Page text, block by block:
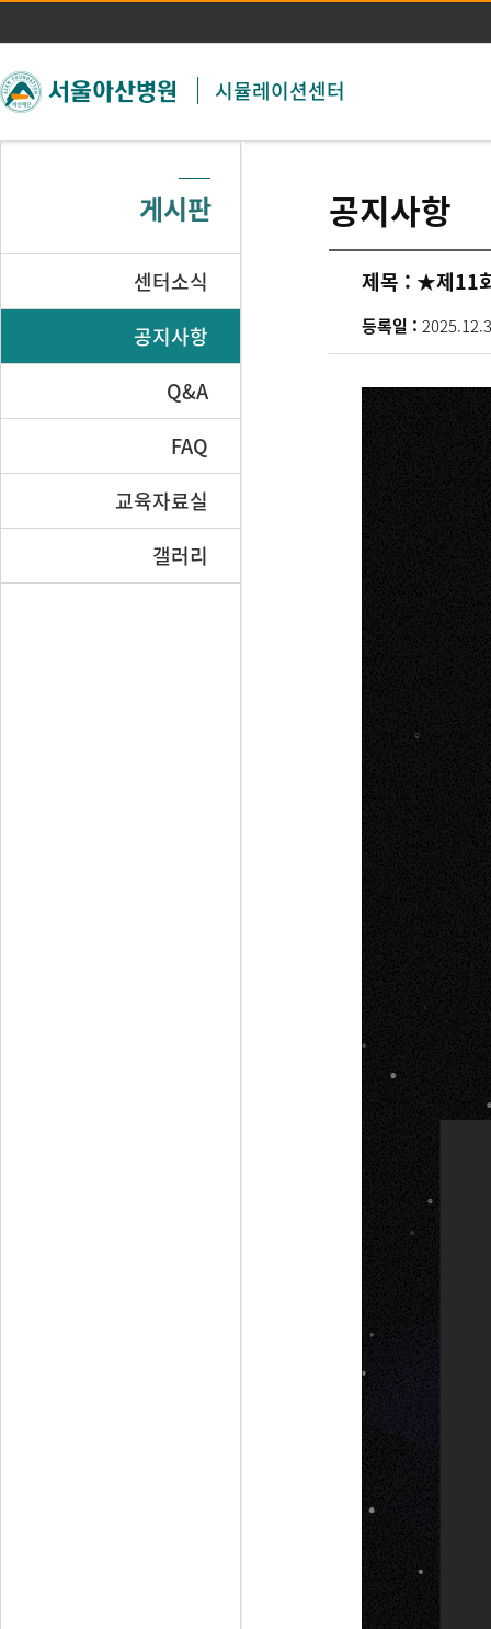
주메뉴 바로가기
본문 바로가기
시뮬레이션센터
게시판
센터소식
공지사항
Q&A
FAQ
교육자료실
갤러리
공지사항
제목 : ★제11
등록일 :